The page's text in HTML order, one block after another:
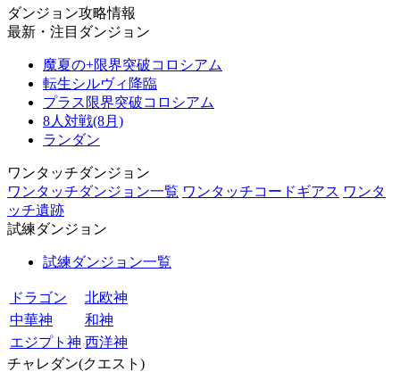
ダンジョン攻略情報
最新・注目ダンジョン
魔夏の+限界突破コロシアム
転生シルヴィ降臨
プラス限界突破コロシアム
8人対戦(8月)
ランダン
ワンタッチダンジョン
ワンタッチダンジョン一覧 ワンタッチコードギアス ワンタ
ッチ遺跡
試練ダンジョン
試練ダンジョン一覧
ドラゴン
北欧神
中華神
和神
エジプト神 西洋神
チャレダン(クエスト)